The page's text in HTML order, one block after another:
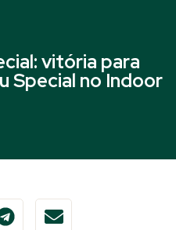
vitória para
Special no Indoor